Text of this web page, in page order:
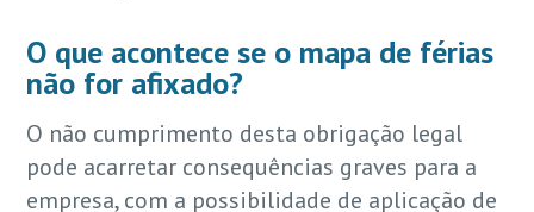
O que acontece se o mapa de férias
não for afixado?
O não cumprimento desta obrigação legal
pode acarretar consequências graves para a
empresa, com a possibilidade de aplicação de